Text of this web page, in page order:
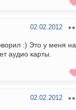
02.02.2012
:) Это у меня на
аудио карты.
02.02.2012